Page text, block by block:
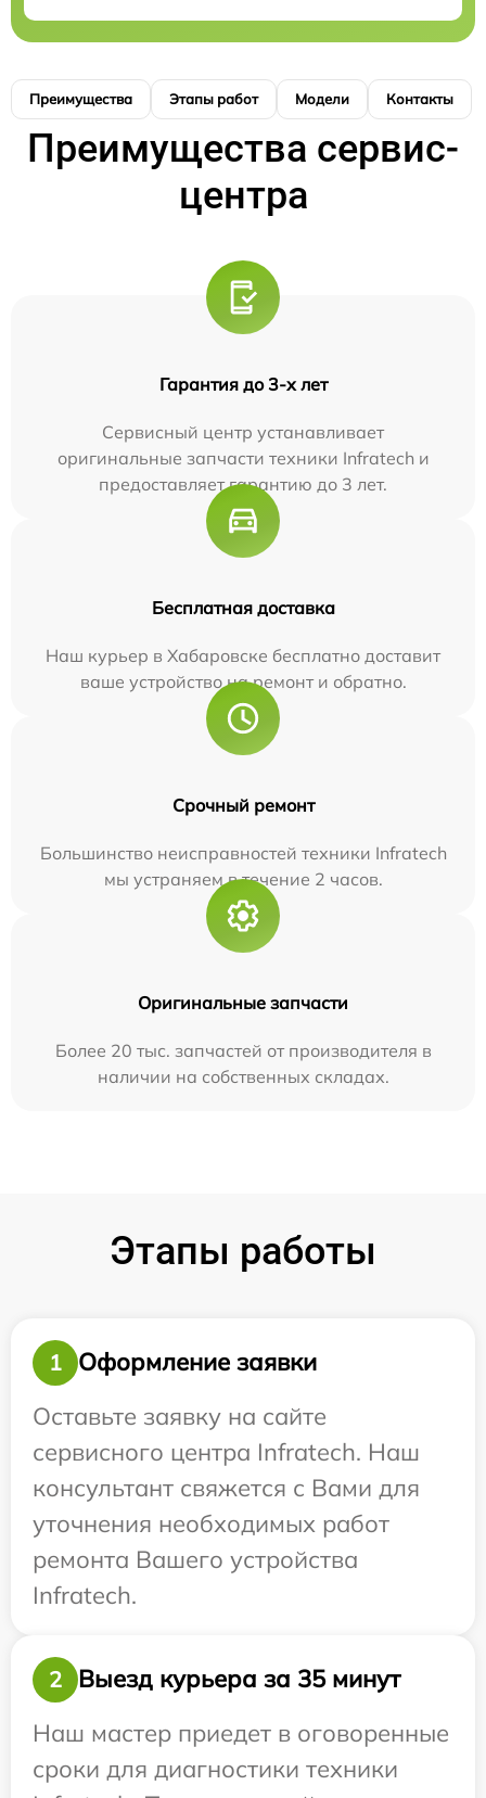
Преимущества Этапы работ Модели Контакты
Преимущества сервис-
центра
Гарантия до 3-х лет
Сервисный центр устанавливает
оригинальные запчасти техники Infratech и
предоставляет гарантию до 3 лет.
Бесплатная доставка
Наш курьер в Хабаровске бесплатно доставит
ваше устройство на ремонт и обратно.
Срочный ремонт
Большинство неисправностей техники Infratech
мы устраняем в течение 2 часов.
Оригинальные запчасти
Более 20 тыс. запчастей от производителя в
наличии на собственных складах.
Этапы работы
1
Оформление заявки
Оставьте заявку на сайте
сервисного центра Infratech. Наш
консультант свяжется с Вами для
уточнения необходимых работ
ремонта Вашего устройства
Infratech.
2
Выезд курьера за 35 минут
Наш мастер приедет в оговоренные
сроки для диагностики техники